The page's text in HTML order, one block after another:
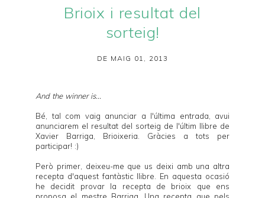
Brioix i resultat del
sorteig!
DE MAIG 01, 2013
And the winner is...
Bé, tal com vaig anunciar a l'última entrada, avui
anunciarem el resultat del sorteig de l'últim llibre de
Xavier Barriga
Brioixeria . Gràcies a tots per
participar! :)
Però primer, deixeu-me que us deixi amb una altra
recepta d'aquest fantàstic llibre. En aquesta ocasió
he decidit provar la recepta de brioix que ens
proposa el mestre Barriga. Una recepta que pels